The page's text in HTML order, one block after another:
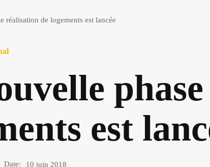
réalisation de logements est lancée
phase
est
Date: 10 juin 2018